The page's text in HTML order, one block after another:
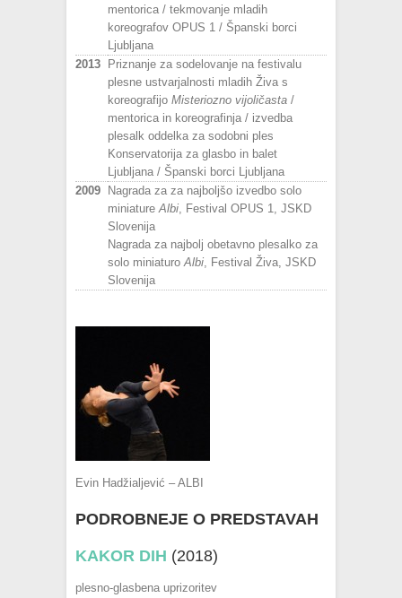
mentorica / tekmovanje mladih
koreografov OPUS 1 / Španski borci
Ljubljana
2013
Priznanje za sodelovanje na festivalu
plesne ustvarjalnosti mladih Živa s
koreografijo Misteriozno vijoličasta /
mentorica in koreografinja / izvedba
plesalk oddelka za sodobni ples
Konservatorija za glasbo in balet
Ljubljana / Španski borci Ljubljana
2009
Nagrada za za najboljšo izvedbo solo
miniatureAlbi, Festival OPUS 1, JSKD
Slovenija
Nagrada za najbolj obetavno plesalko za
solo miniaturoAlbi, Festival Živa, JSKD
Slovenija
Evin Hadžialjević – ALBI
PODROBNEJE O PREDSTAVAH
KAKOR DIH (2018)
plesno-glasbena uprizoritev